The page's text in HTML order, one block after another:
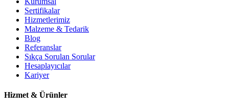
Sertifikalar
Hizmetlerimiz
Malzeme & Tedarik
Blog
Referanslar
Sıkça Sorulan Sorular
Hesaplayıcılar
Kariyer
Hizmet & Ürünler